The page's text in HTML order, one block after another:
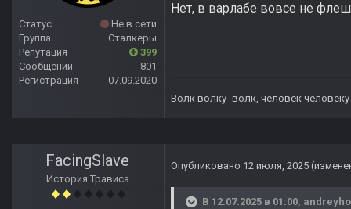
Статус
Не в сети
Группа
Сталкеры
Репутация
399
Сообщений
801
Регистрация
07.09.2020
Нет, в варлабе вовсе не
Волк волку- волк, человек
FacingSlave
История Трависа
Опубликовано 12 июля, 2025
В 12.07.2025 в 01:00,